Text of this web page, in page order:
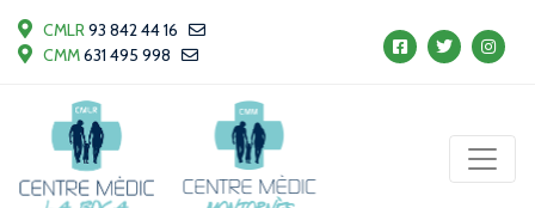
CMLR93 842 44 16
CMM631 495 998